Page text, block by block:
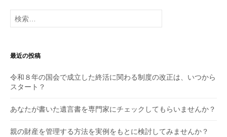
検
索:
最近の投稿
令和８年の国会で成立した終活に関わる制度の改正は、いつから
スタート？
あなたが書いた遺言書を専門家にチェックしてもらいませんか？
親の財産を管理する方法を実例をもとに検討してみませんか？